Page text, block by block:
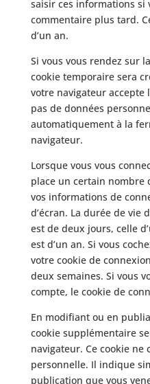
saisir ces informations si
commentaire plus tard.
d’un an.
Si vous vous rendez sur
cookie temporaire sera
votre navigateur accepte
pas de données
automatiquement à la
navigateur.
Lorsque vous vous
place un certain nombre
vos informations de
d’écran. La durée de vie
est de deux jours, celle
est d’un an. Si vous
votre cookie de
deux semaines. Si vous
compte, le cookie de
En modifiant ou en
cookie supplémentaire
navigateur. Ce cookie
personnelle. Il indique
publication que vous